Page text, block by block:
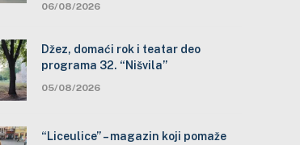
06/08/2026
Džez, domaći rok i teatar deo
programa 32. “Nišvila”
05/08/2026
“Liceulice” – magazin koji pomaže